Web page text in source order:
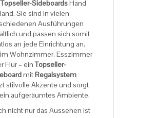
Topseller-SideboardsHand
Sie sind in vielen
Ausführungen
und passen sich somit
an jede Einrichtung an.
Wohnzimmer, Esszimmer
Flur – einTopseller-
mitRegalsystem
stilvolle Akzente und sorgt
aufgeräumtes Ambiente.
nicht nur das Aussehen ist